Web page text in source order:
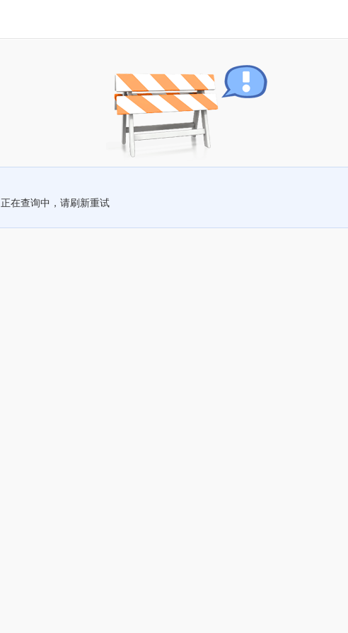
正在查询中，请刷新重试